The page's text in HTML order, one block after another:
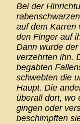
Bei der
auf dem Karren
den Finger auf
Dann wurde
verzehrten ihn.
begabten
schwebten die
Haupt. Die
überall dort, wo
gingen oder
beschimpften